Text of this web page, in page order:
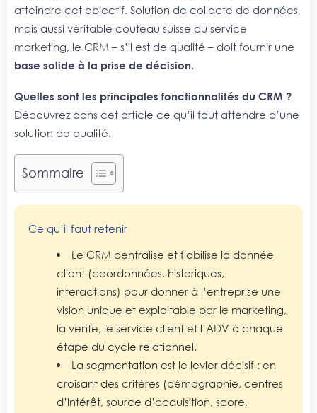
atteindre cet objectif. Solution de collecte de données,
mais aussi véritable couteau suisse du service
marketing, le CRM – s’il est de qualité – doit fournir une
base solide à la prise de décision.
Quelles sont les principales fonctionnalités du CRM ?
Découvrez dans cet article ce qu’il faut attendre d’une
solution de qualité.
Sommaire
Ce qu’il faut retenir
Le CRM centralise et fiabilise la donnée
client (coordonnées, historiques,
interactions) pour donner à l’entreprise une
vision unique et exploitable par le marketing,
la vente, le service client et l’ADV à chaque
étape du cycle relationnel.
La segmentation est le levier décisif : en
croisant des critères (démographie, centres
d’intérêt, source d’acquisition, score,